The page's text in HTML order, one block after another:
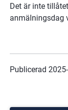
Det är inte
anmälningsdag
Publicerad